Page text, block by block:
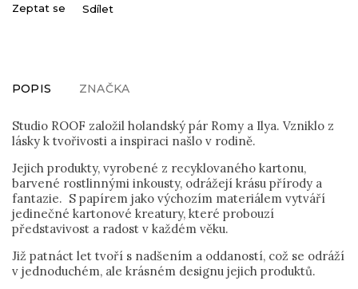
Zeptat se Sdílet
POPIS ZNAČKA
Studio ROOF založil holandský pár Romy a Ilya. Vzniklo z
lásky k tvořivosti a inspiraci našlo v rodině.
Jejich produkty, vyrobené z recyklovaného kartonu,
barvené rostlinnými inkousty, odrážejí krásu přírody a
fantazie. S papírem jako výchozím materiálem vytváří
jedinečné kartonové kreatury, které probouzí
představivost a radost v každém věku.
Již patnáct let tvoří s nadšením a oddaností, což se odráží
v jednoduchém, ale krásném designu jejich produktů.